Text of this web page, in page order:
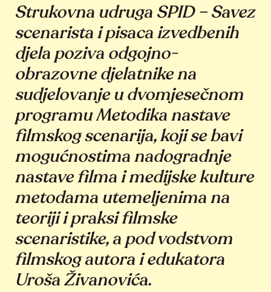
Strukovna udruga SPID – Savez
scenarista i pisaca izvedbenih
djela poziva odgojno-
obrazovne djelatnike na
sudjelovanje u dvomjesečnom
programu Metodika nastave
filmskog scenarija, koji se bavi
mogućnostima nadogradnje
nastave filma i medijske kulture
metodama utemeljenima na
teoriji i praksi filmske
scenaristike, a pod vodstvom
filmskog autora i edukatora
Uroša Živanovića.